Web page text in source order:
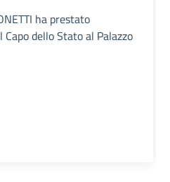
ha prestato
dello Stato al Palazzo